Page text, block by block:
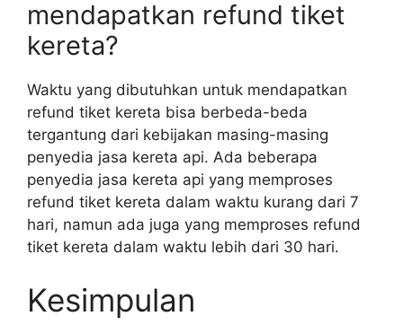
mendapatkan refund tiket
kereta?
Waktu yang dibutuhkan untuk mendapatkan
refund tiket kereta bisa berbeda-beda
tergantung dari kebijakan masing-masing
penyedia jasa kereta api. Ada beberapa
penyedia jasa kereta api yang memproses
refund tiket kereta dalam waktu kurang dari 7
hari, namun ada juga yang memproses refund
tiket kereta dalam waktu lebih dari 30 hari.
Kesimpulan